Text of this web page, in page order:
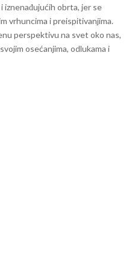
iznenađujućih obrta, jer se
vrhuncima i preispitivanjima.
perspektivu na svet oko nas,
osećanjima, odlukama i